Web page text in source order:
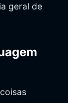
geral de